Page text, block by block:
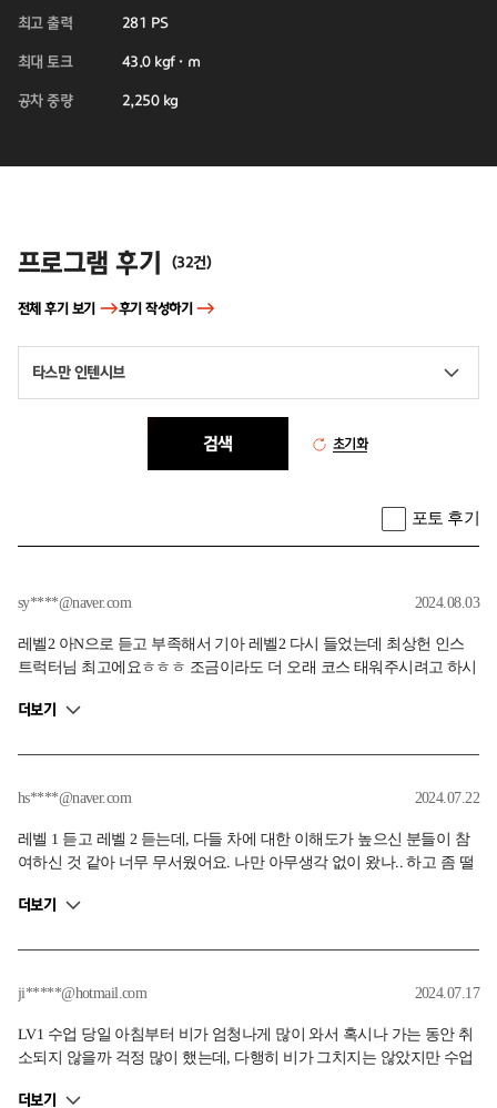
최고 출력 281 PS
최대 토크 43.0 kgf·m
공차 중량 2,250 kg
후기
프로그램 후기 (32건)
전체 후기 보기 후기 작성하기
타스만 인텐시브
검색 초기화
포토 후기
sy****@naver.com 2024.08.03
레벨2 아N으로 듣고 부족해서 기아 레벨2 다시 들었는데 최상헌 인스
트럭터님 최고에요ㅎㅎㅎ 조금이라도 더 오래 코스 태워주시려고 하시
참고해야할것들 브레이크를 통한 하중이동이나 핸들링 시선처리 등등
는 포스가 후덜덜 합니다ㅎㅎ 많은분들이 오가는곳이라 기억하기 어려
스트럭터님 덕분에 많이 배우고 경험해보고 갑니다 최고!
더보기
hs****@naver.com 2024.07.22
레벨 1 듣고 레벨 2 듣는데, 다들 차에 대한 이해도가 높으신 분들이 참
여하신 것 같아 너무 무서웠어요. 나만 아무생각 없이 왔나.. 하고 좀 떨
브레이크를 밟고 떼고 엑셀을 밟기까지의 과정이 익숙하지 않다 보니..
서킷 주행을 연습을 많이 해야 할 것 같더라구요. 상체 힘 길러서.. 현대
다.
더보기
ji*****@hotmail.com 2024.07.17
LV1 수업 당일 아침부터 비가 엄청나게 많이 와서 혹시나 가는 동안 취
소되지 않을까 걱정 많이 했는데, 다행히 비가 그치지는 않았지만 수업
고 제 경우는 다른것보다 속도 유지가 제일 어려웠습니다. 진입속도에
더보기